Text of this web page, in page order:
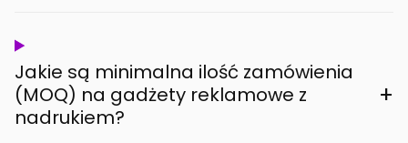
Jakie są minimalna ilość zamówienia
(MOQ) na gadżety reklamowe z
nadrukiem?
+